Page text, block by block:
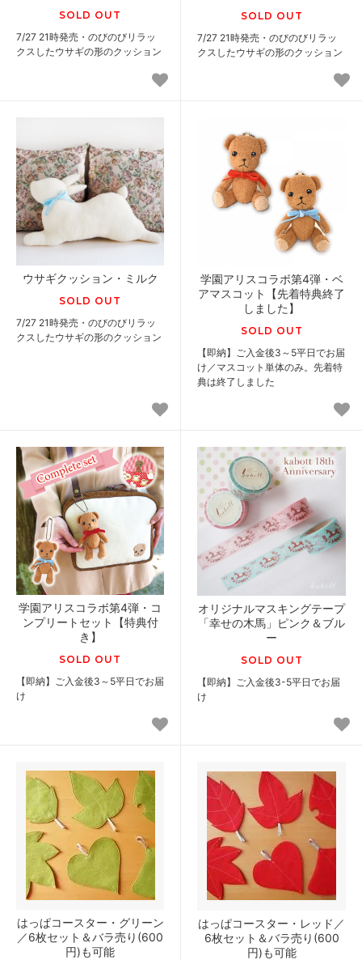
SOLD OUT
7/27 21時発売・のびのびリラッ
クスしたウサギの形のクッション
SOLD OUT
7/27 21時発売・のびのびリラッ
クスしたウサギの形のクッション
ウサギクッション・ミルク
SOLD OUT
7/27 21時発売・のびのびリラッ
クスしたウサギの形のクッション
学園アリスコラボ第4弾・ベ
アマスコット【先着特典終了
しました】
SOLD OUT
【即納】ご入金後3～5平日でお届
け／マスコット単体のみ。先着特
典は終了しました
学園アリスコラボ第4弾・コ
ンプリートセット【特典付
き】
SOLD OUT
【即納】ご入金後3～5平日でお届
け
オリジナルマスキングテープ
「幸せの木馬」ピンク＆ブル
ー
SOLD OUT
【即納】ご入金後3-5平日でお届
け
はっぱコースター・グリーン
／6枚セット＆バラ売り(600
円)も可能
はっぱコースター・レッド／
6枚セット＆バラ売り(600
円)も可能